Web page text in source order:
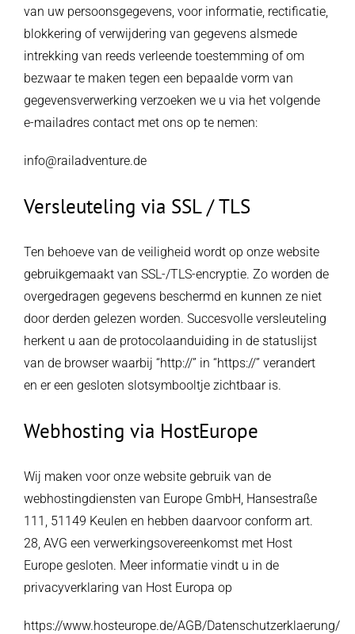
van uw persoonsgegevens, voor informatie, rectificatie,
blokkering of verwijdering van gegevens alsmede
intrekking van reeds verleende toestemming of om
bezwaar te maken tegen een bepaalde vorm van
gegevensverwerking verzoeken we u via het volgende
e-mailadres contact met ons op te nemen:
info@railadventure.de
Versleuteling via SSL / TLS
Ten behoeve van de veiligheid wordt op onze website
gebruikgemaakt van SSL-/TLS-encryptie. Zo worden de
overgedragen gegevens beschermd en kunnen ze niet
door derden gelezen worden. Succesvolle versleuteling
herkent u aan de protocolaanduiding in de statuslijst
van de browser waarbij “http://” in “https://” verandert
en er een gesloten slotsymbooltje zichtbaar is.
Webhosting via HostEurope
Wij maken voor onze website gebruik van de
webhostingdiensten van Europe GmbH, Hansestraße
111, 51149 Keulen en hebben daarvoor conform art.
28, AVG een verwerkingsovereenkomst met Host
Europe gesloten. Meer informatie vindt u in de
privacyverklaring van Host Europa op
https://www.hosteurope.de/AGB/Datenschutzerklaerung/